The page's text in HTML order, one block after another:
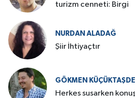
turizm cenneti: Birgi
NURDAN ALADAĞ
Şiir
GÖKMEN
Herkes susarken